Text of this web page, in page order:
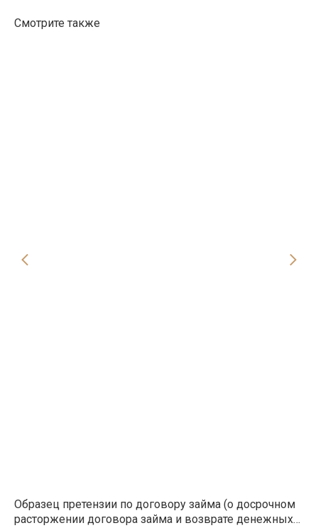
Смотрите также
Образец претензии по договору займа (о досрочном
расторжении договора займа и возврате денежных